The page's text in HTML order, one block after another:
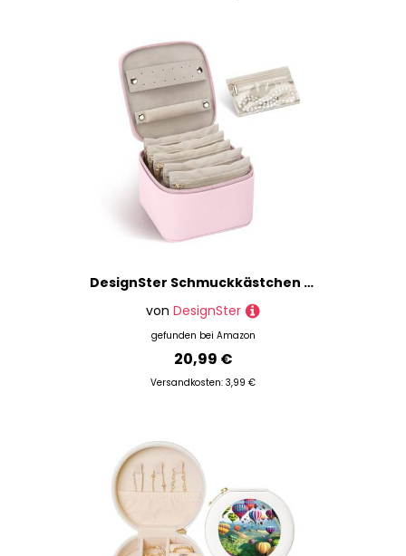
DesignSter Schmuckkästchen Klein Reise, Klein PU-Leder Tragbarer Schmuckschatulle mit 6 transparenten Schmuckbeutel aus Samt, Schmuckaufbewahrung für Ohrringe Ringe Armbänder, Rosa
von DesignSter
gefunden bei Amazon
20,99 €
Versandkosten: 3,99 €